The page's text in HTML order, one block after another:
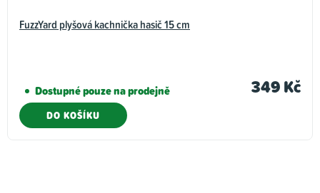
FuzzYard plyšová kachnička hasič 15 cm
Dostupné pouze na prodejně 349 Kč
DO KOŠÍKU